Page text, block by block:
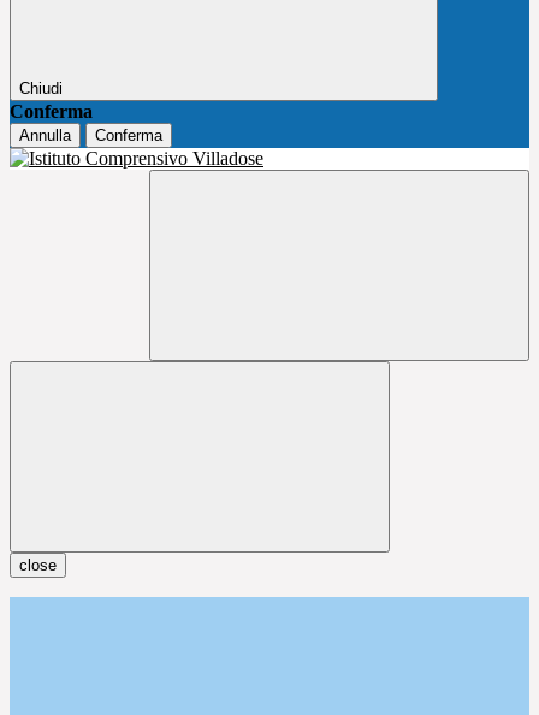
Chiudi
Conferma
Annulla Conferma
close